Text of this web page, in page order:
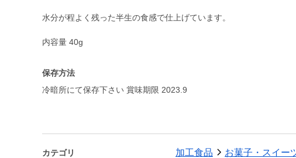
水分が程よく残った半生の食感で仕上げています。
内容量 40g
保存方法
冷暗所にて保存下さい 賞味期限 2023.9
カテゴリ 加工食品 お菓子・スイー